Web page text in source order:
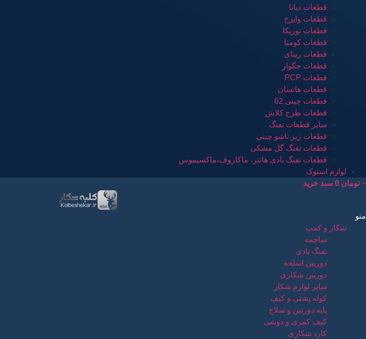
قطعات دیانا
قطعات وایرخ
قطعات نوریکا
قطعات کومتا
قطعات ریتای
قطعات جگوار
قطعات PCP
قطعات هاتسان
قطعات چینی 62
قطعات طرح کلاش
سایر قطعات تفنگ
قطعات زیر تاشو چینی
قطعات تفنگ گل مشکی
قطعات تفنگ بادی هانتر، ماکاروف،ماکسیموس
لوازم استوک
۰ تومان 0 سبد خرید
منو
شکار و کمپ
ساچمه
تفنگ بادی
دوربین اسلحه
دوربین شکاری
سایر لوازم شکار
کوله پشتی و کیف
پایه دوربین و سلاح
کیف کمری و دوشی
کارد شکاری